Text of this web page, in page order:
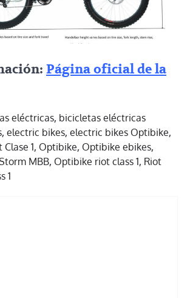
Página oficial de la
eléctricas, bicicletas eléctricas
, electric bikes, electric bikes Optibike,
1, Optibike, Optibike ebikes,
MBB, Optibike riot class 1, Riot
1